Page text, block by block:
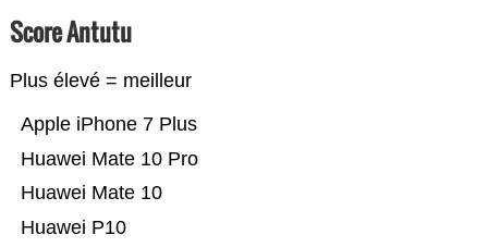
Score Antutu
Plus élevé = meilleur
Huawei P10
Huawei Mate 10
Huawei Mate 10 Pro
Apple iPhone 7 Plus